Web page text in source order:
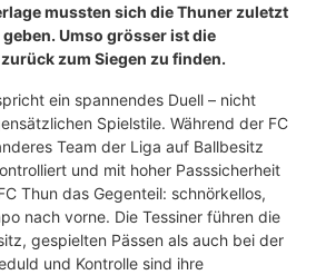
mussten sich die Thuner zuletzt
Umso grösser ist die
zum Siegen zu finden.
ein spannendes Duell – nicht
Spielstile. Während der FC
Team der Liga auf Ballbesitz
und mit hoher Passsicherheit
Thun das Gegenteil: schnörkellos,
nach vorne. Die Tessiner führen die
gespielten Pässen als auch bei der
und Kontrolle sind ihre